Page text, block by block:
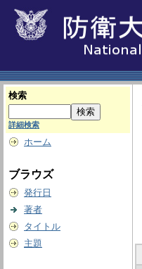
検索
詳細検索
ホーム
ブラウズ
発行日
著者
タイトル
主題